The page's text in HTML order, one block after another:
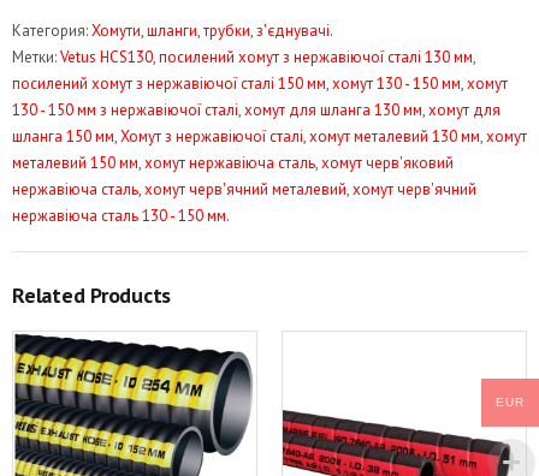
130
-
150
мм,
12
мм
Vetus
HCS130
Категория:Хомути, шланги, трубки, з'єднувачі.
Метки:Vetus HCS130,посилений хомут з нержавіючої сталі 130 мм,
посилений хомут з нержавіючої сталі 150 мм,хомут 130 - 150 мм,хомут
130 - 150 мм з нержавіючої сталі,хомут для шланга 130 мм,хомут для
шланга 150 мм,Хомут з нержавіючої сталі,хомут металевий 130 мм,хомут
металевий 150 мм,хомут нержавіюча сталь,хомут черв'яковий
нержавіюча сталь,хомут черв'ячний металевий,хомут черв'ячний
нержавіюча сталь 130 - 150 мм.
Related Products
EUR